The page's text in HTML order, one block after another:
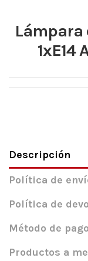
Lámpara
1xE14
Descripción
Política de
Política de
Método de pago
Productos a